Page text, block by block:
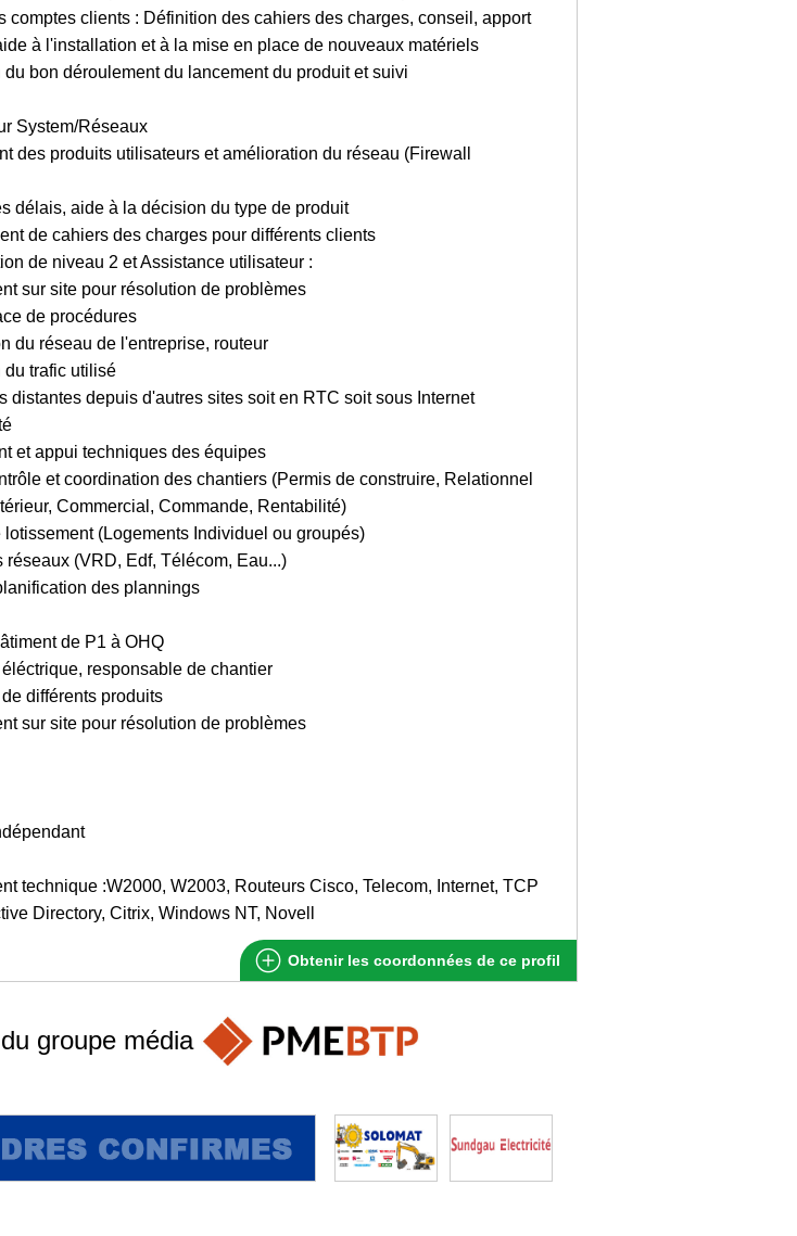
comptes clients : Définition des cahiers des charges, conseil, apport
à l'installation et à la mise en place de nouveaux matériels
bon déroulement du lancement du produit et suivi
System/Réseaux
des produits utilisateurs et amélioration du réseau (Firewall
délais, aide à la décision du type de produit
de cahiers des charges pour différents clients
de niveau 2 et Assistance utilisateur :
sur site pour résolution de problèmes
de procédures
du réseau de l'entreprise, routeur
du trafic utilisé
distantes depuis d'autres sites soit en RTC soit sous Internet
et appui techniques des équipes
et coordination des chantiers (Permis de construire, Relationnel
Commercial, Commande, Rentabilité)
lotissement (Logements Individuel ou groupés)
réseaux (VRD, Edf, Télécom, Eau...)
des plannings
de P1 à OHQ
responsable de chantier
différents produits
sur site pour résolution de problèmes
technique :W2000, W2003, Routeurs Cisco, Telecom, Internet, TCP
Directory, Citrix, Windows NT, Novell
Obtenir les coordonnées de ce profil
groupe média